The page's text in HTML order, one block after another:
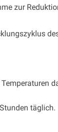
zur
täglich.